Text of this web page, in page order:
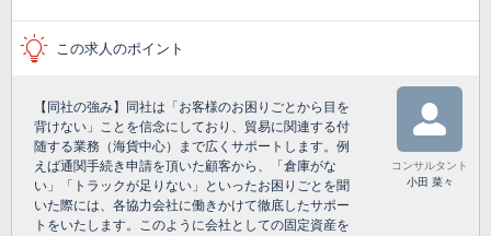
この求人のポイント
【同社の強み】同社は「お客様のお困りごとから目を
背けない」ことを信念にしており、貿易に関連する付
随する業務（海貨中心）まで広くサポートします。例
えば通関手続き申請を頂いた顧客から、「倉庫がな
い」「トラックが足りない」といったお困りごとを聞
いた際には、各協力会社に働きかけて徹底したサポー
トをいたします。このように会社としての固定資産を
コンサルタント
小田 菜々